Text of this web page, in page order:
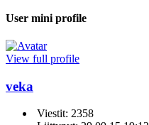
User mini profile
View full profile
veka
Viestit: 2358